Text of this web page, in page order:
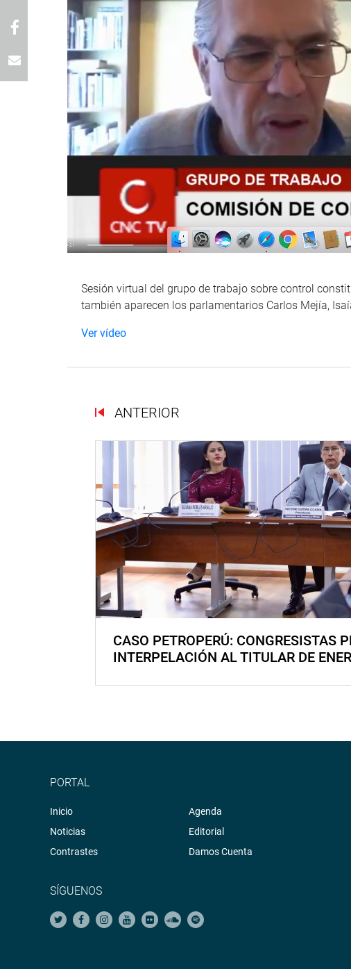
Sesión virtual del grupo de trabajo sobre control
también aparecen los parlamentarios Carlos Mejía,
Ver vídeo
ANTERIOR
CASO PETROPERÚ: CONGRESISTAS
INTERPELACIÓN AL TITULAR DE
PORTAL
Inicio
Noticias
Contrastes
Agenda
Editorial
Damos Cuenta
SÍGUENOS